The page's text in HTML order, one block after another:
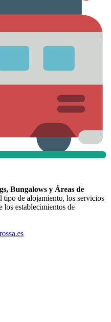
Bungalows y Áreas de
tipo de alojamiento, los servicios
los establecimientos de